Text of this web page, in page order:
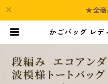
★全商
かごバッグ レデ
リーン n62 ハ
e-